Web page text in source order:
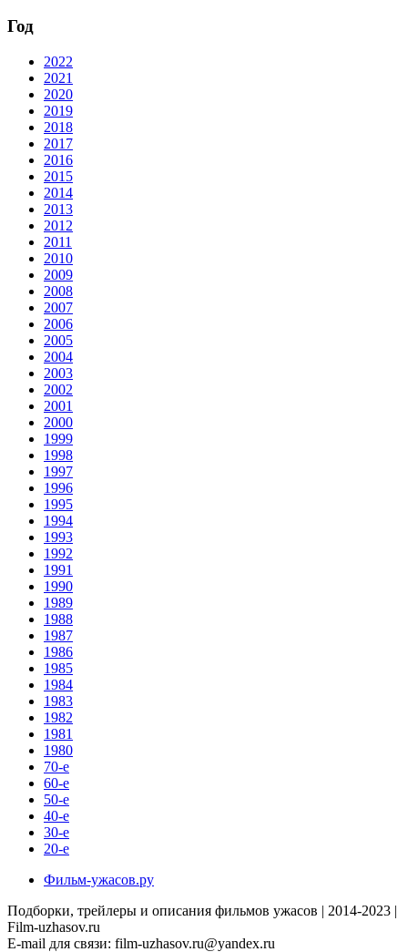
Год
2022
2021
2020
2019
2018
2017
2016
2015
2014
2013
2012
2011
2010
2009
2008
2007
2006
2005
2004
2003
2002
2001
2000
1999
1998
1997
1996
1995
1994
1993
1992
1991
1990
1989
1988
1987
1986
1985
1984
1983
1982
1981
1980
70-е
60-е
50-е
40-е
30-е
20-е
Фильм-ужасов.ру
Подборки, трейлеры и описания фильмов ужасов | 2014-2023 |
Film-uzhasov.ru
E-mail для связи: film-uzhasov.ru@yandex.ru